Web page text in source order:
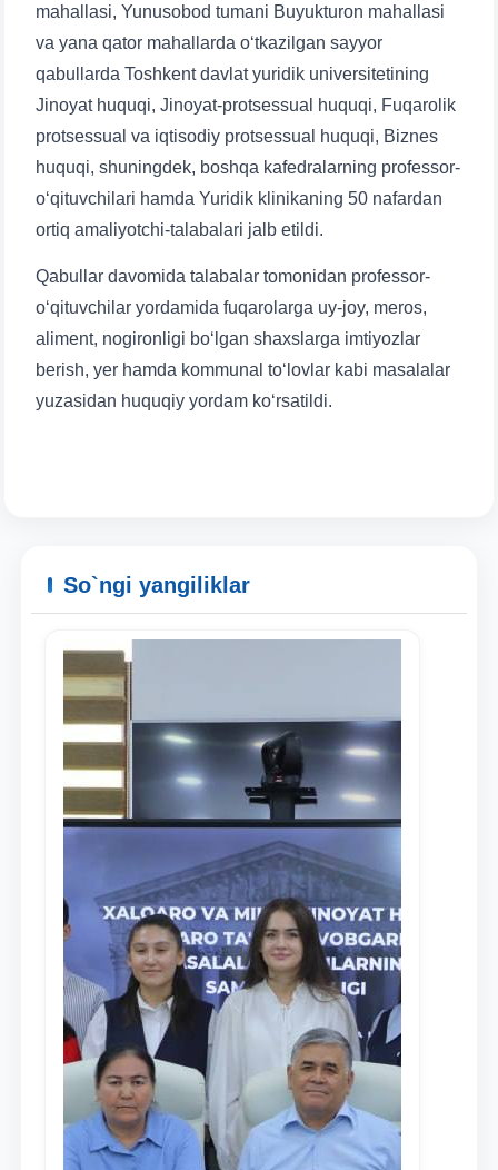
Ism va familiyangiz
Telefon raqamingiz
Pochta
yuborish
mahallasi, Yunusobod tumani Buyukturon mahallasi
va yana qator mahallarda o‘tkazilgan sayyor
qabullarda Toshkent davlat yuridik universitetining
Jinoyat huquqi, Jinoyat-protsessual huquqi, Fuqarolik
protsessual va iqtisodiy protsessual huquqi, Biznes
huquqi, shuningdek, boshqa kafedralarning professor-
o‘qituvchilari hamda Yuridik klinikaning 50 nafardan
ortiq amaliyotchi-talabalari jalb etildi.
Qabullar davomida talabalar tomonidan professor-
o‘qituvchilar yordamida fuqarolarga uy-joy, meros,
aliment, nogironligi bo‘lgan shaxslarga imtiyozlar
berish, yer hamda kommunal to‘lovlar kabi masalalar
yuzasidan huquqiy yordam ko‘rsatildi.
So`ngi yangiliklar